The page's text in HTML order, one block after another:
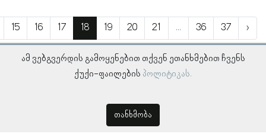
15 16 17 18 19 20 21 ... 36 37 ›
ამ ვებგვერდის გამოყენებით თქვენ ეთანხმებით ჩვენს
ქუქი-ფაილების პოლიტიკას.
თანხმობა